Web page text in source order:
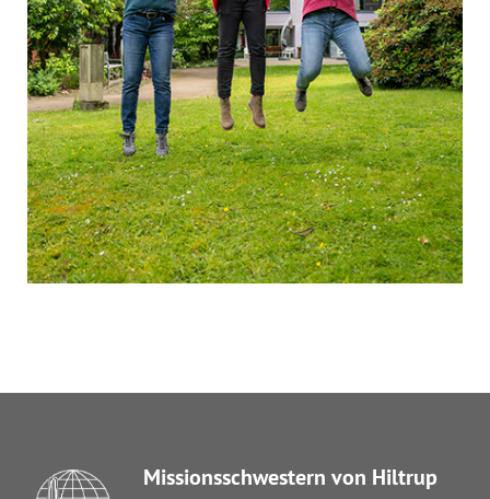
Missionsschwestern von Hiltrup